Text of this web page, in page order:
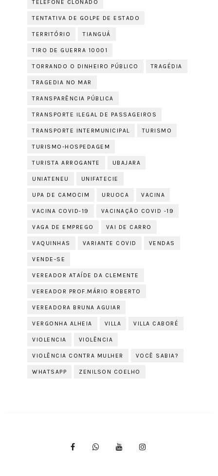
TELEFONE CLONADO
TENTATIVA DE GOLPE DE ESTADO
TERRITÓRIO TIANGUÁ
TIRO DE GUERRA 10001
TORRANDO O DINHEIRO PÚBLICO TRAGÉDIA
TRAGEDIA NO MAR
TRANSPARÊNCIA PÚBLICA
TRANSPORTE ILEGAL DE PASSAGEIROS
TRANSPORTE INTERMUNICIPAL TURISMO
TURISMO-HOSPEDAGEM
TURISTA ARROGANTE UBAJARA
UNIATENEU UNIFATECIE
UPA DE CAMOCIM URUOCA VACINA
VACINA COVID-19 VACINAÇÃO COVID -19
VAGA DE EMPREGO VAI DE CARRO
VAQUINHAS VARIANTE COVID VENDAS
VENDE-SE
VEREADOR ATAÍDE DA CLEMENTE
VEREADOR PROF.MÁRIO ROBERTO
VEREADORA BRUNA AGUIAR
VERGONHA ALHEIA VILLA VILLA CABORÉ
VIOLENCIA VIOLÊNCIA
VIOLÊNCIA CONTRA MULHER VOCÊ SABIA?
WHATSAPP ZENILSON COELHO